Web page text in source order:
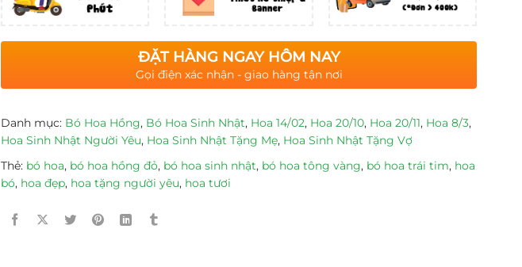
ĐẶT HÀNG NGAY HÔM NAY
Gọi điện xác nhận - giao hàng tận nơi
Danh mục: Bó Hoa Hồng, Bó Hoa Sinh Nhật, Hoa 14/02, Hoa 20/10, Hoa 20/11, Hoa 8/3,
Hoa Sinh Nhật Người Yêu, Hoa Sinh Nhật Tặng Mẹ, Hoa Sinh Nhật Tặng Vợ
Thẻ: bó hoa, bó hoa hồng đỏ, bó hoa sinh nhật, bó hoa tông vàng, bó hoa trái tim, hoa
bó, hoa đẹp, hoa tặng người yêu, hoa tươi